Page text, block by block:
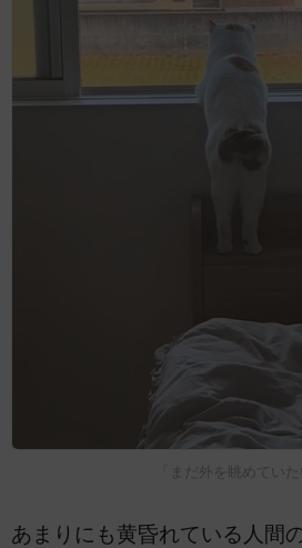
「まだ外を眺めていた
あまりにも黄昏れている人間